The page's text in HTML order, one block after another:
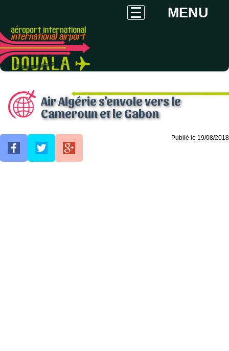
MENU
Air Algérie s'envole vers le
Cameroun et le Gabon
Publié le 19/08/2018